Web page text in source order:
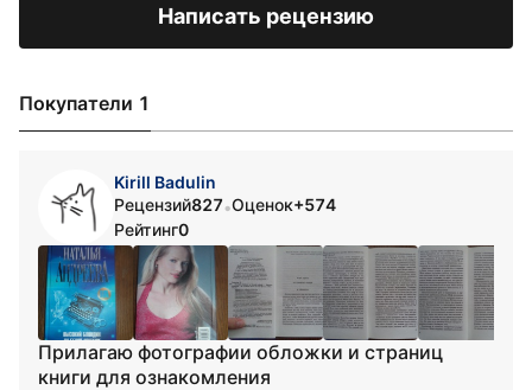
Написать рецензию
Покупатели 1
Kirill Badulin
Рецензий827•Оценок+574
Рейтинг0
Прилагаю фотографии обложки и страниц
книги для ознакомления